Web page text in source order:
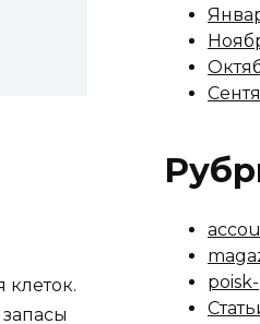
клеток.